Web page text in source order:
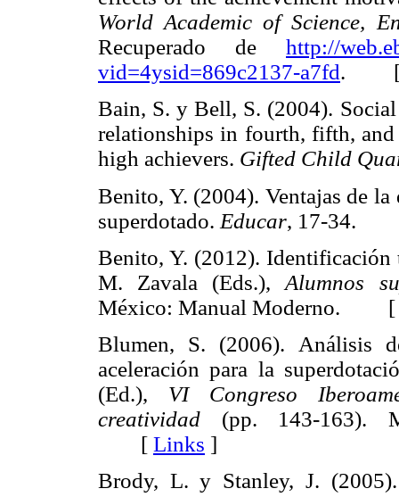
World Academic of Science,
Recuperado de http://
vid=4ysid=869c2137-a7fd.
Bain, S. y Bell, S. (2004).
relationships in fourth, fifth,
high achievers. Gifted Child
Benito, Y. (2004). Ventajas de
superdotado. Educar, 17-
Benito, Y. (2012). Identificación
M. Zavala (Eds.),Alumnos
México: Manual Moderno.
Blumen, S. (2006). Análisis
aceleración para la
(Ed.), VI Congreso
creatividad (pp. 143-163).
[ Links ]
Brody, L. y Stanley, J.